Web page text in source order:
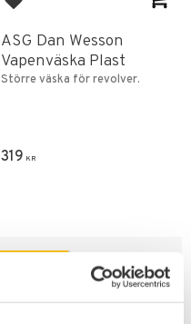
Add to favorites
ASG Dan Wesson
Vapenväska Plast
Större väska för revolver.
319 KR